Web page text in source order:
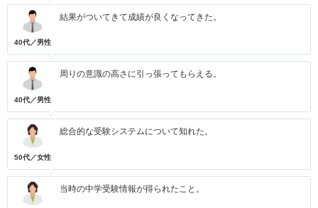
40代／男性
結果がついてきて成績が良くなってきた。
40代／男性
周りの意識の高さに引っ張ってもらえる。
50代／女性
総合的な受験システムについて知れた。
当時の中学受験情報が得られたこと。